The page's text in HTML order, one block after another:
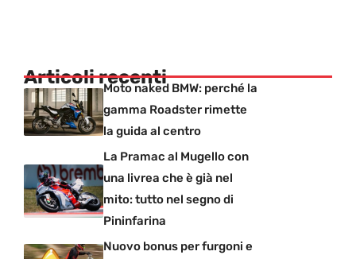
Articoli recentiMoto naked BMW: perché la
gamma Roadster rimette
la guida al centro
La Pramac al Mugello con
una livrea che è già nel
mito: tutto nel segno di
Pininfarina
Nuovo bonus per furgoni e